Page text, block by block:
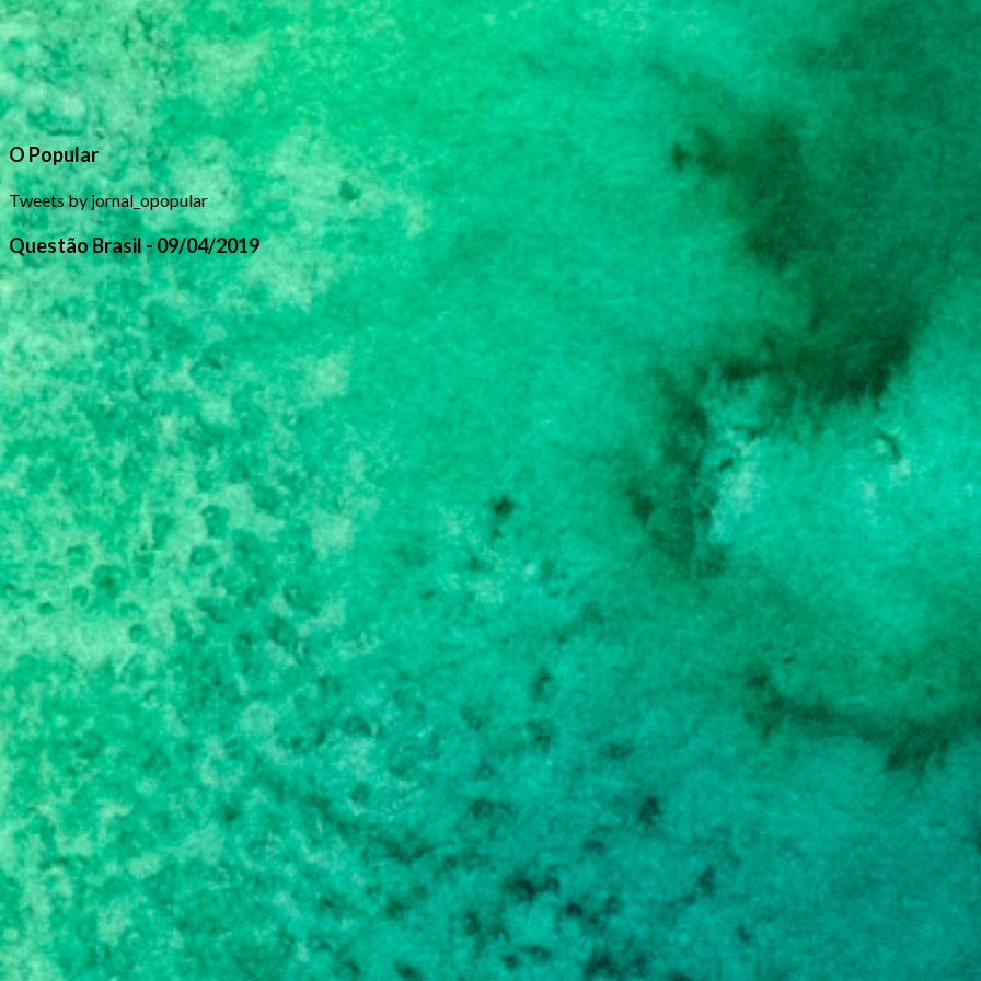
O Popular
Tweets by jornal_opopular
Questão Brasil - 09/04/2019